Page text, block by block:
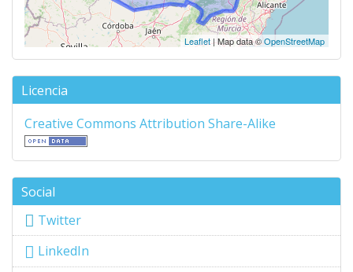
Leaflet| Map data ©OpenStreetMap
Licencia
Creative Commons Attribution Share-Alike
Social
Twitter
LinkedIn